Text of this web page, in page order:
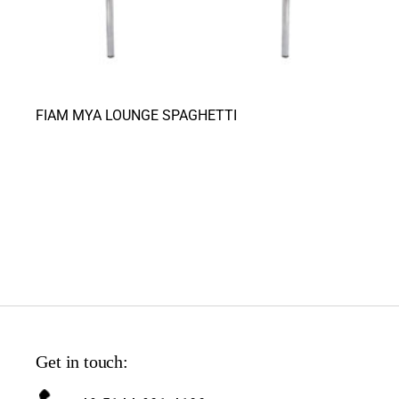
FIAM MYA LOUNGE SPAGHETTI
Get in touch: